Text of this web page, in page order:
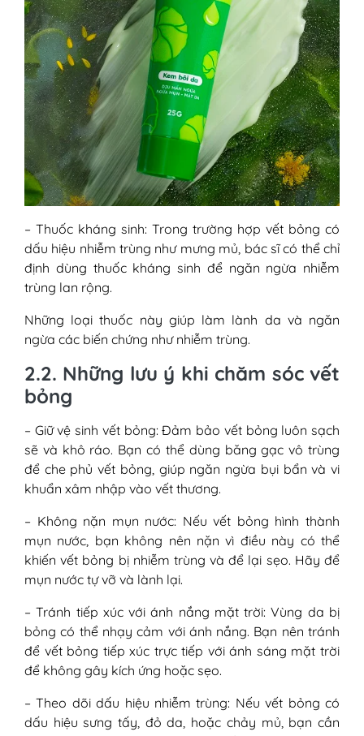
– Thuốc kháng sinh: Trong trường hợp vết bỏng có
dấu hiệu nhiễm trùng như mưng mủ, bác sĩ có thể chỉ
định dùng thuốc kháng sinh để ngăn ngừa nhiễm
trùng lan rộng.
Những loại thuốc này giúp làm lành da và ngăn
ngừa các biến chứng như nhiễm trùng.
2.2. Những lưu ý khi chăm sóc vết
bỏng
– Giữ vệ sinh vết bỏng: Đảm bảo vết bỏng luôn sạch
sẽ và khô ráo. Bạn có thể dùng băng gạc vô trùng
để che phủ vết bỏng, giúp ngăn ngừa bụi bẩn và vi
khuẩn xâm nhập vào vết thương.
– Không nặn mụn nước: Nếu vết bỏng hình thành
mụn nước, bạn không nên nặn vì điều này có thể
khiến vết bỏng bị nhiễm trùng và để lại sẹo. Hãy để
mụn nước tự vỡ và lành lại.
– Tránh tiếp xúc với ánh nắng mặt trời: Vùng da bị
bỏng có thể nhạy cảm với ánh nắng. Bạn nên tránh
để vết bỏng tiếp xúc trực tiếp với ánh sáng mặt trời
để không gây kích ứng hoặc sẹo.
– Theo dõi dấu hiệu nhiễm trùng: Nếu vết bỏng có
dấu hiệu sưng tấy, đỏ da, hoặc chảy mủ, bạn cần